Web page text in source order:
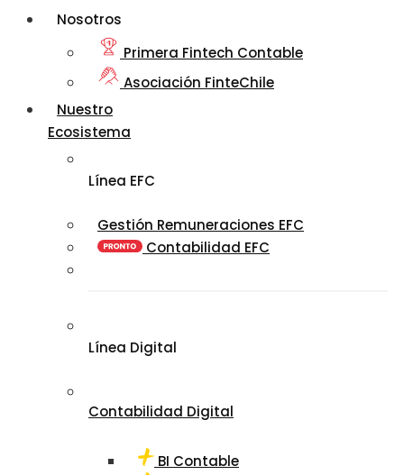
Nosotros
Primera Fintech Contable
Asociación FinteChile
Nuestro
Ecosistema
Línea EFC
Gestión Remuneraciones EFC
Contabilidad EFC
Línea Digital
Contabilidad Digital
BI Contable